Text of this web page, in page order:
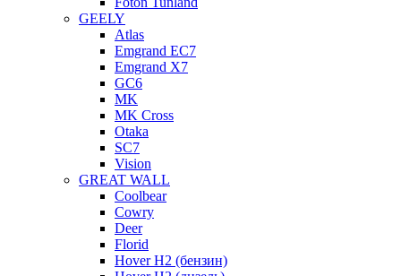
GEELY
Atlas
Emgrand EC7
Emgrand X7
GC6
MK
MK Cross
Otaka
SC7
Vision
GREAT WALL
Coolbear
Cowry
Deer
Florid
Hover H2 (бензин)